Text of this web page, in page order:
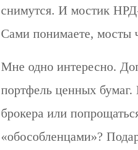
снимутся. И мостик
Сами понимаете, мосты
Мне одно интересно.
портфель ценных
брокера или
«обособленцами»?